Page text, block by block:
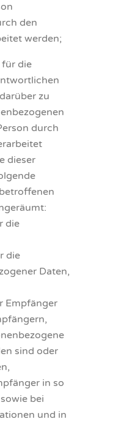
den
werden;
die
zu
durch
dieser
die
die
Daten,
Empfänger
sind oder
in so
bei
und in